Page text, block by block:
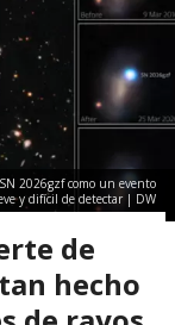
2026gzf como un evento
y difícil de detectar | DW
de
hecho